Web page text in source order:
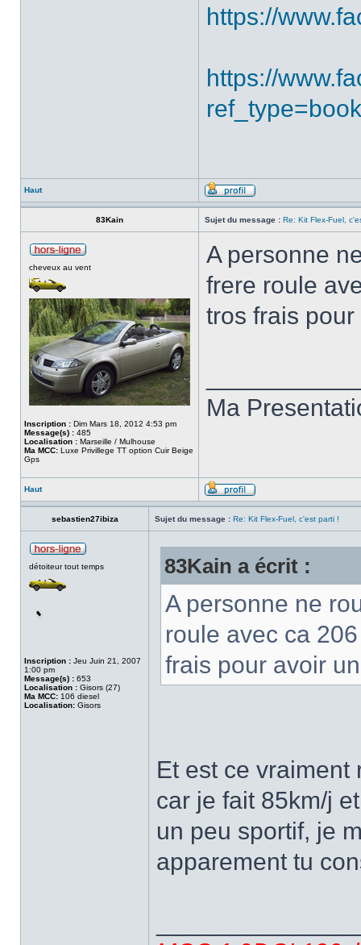
https://
https://
Haut
83Kain Sujet du message : Re: Kit Flex-Fuel,
cheveux au vent
Inscription : Dim Mars 18, 2012 4:53 pm
Message(s) : 485
Localisation : Marseille / Mulhouse
Ma MCC: Luxe Privillege TT option Cuir Beige
Gps
A personne
frere roule
tros frais
Ma
Haut
sebastien27ibiza Sujet du message : Re: Kit Flex-Fuel, c'est parti !
détoiteur tout temps
Inscription : Jeu Juin 21, 2007
1:00 pm
Message(s) : 653
Localisation : Gisors (27)
Ma MCC: 106 diesel
Localisation: Gisors
83Kain a écrit :
A personne ne
roule avec ca
frais pour avoir
Et est ce vraiment
car je fait 85km/j
un peu sportif, je
apparement tu